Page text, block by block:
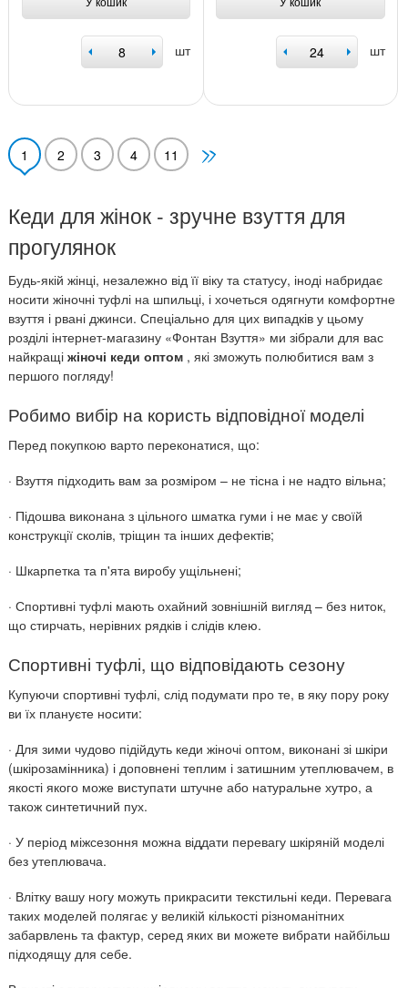
шт шт
1 2 3 4 11
Кеди для жінок - зручне взуття для
прогулянок
Будь-якій жінці, незалежно від її віку та статусу, іноді набридає
носити жіночні туфлі на шпильці, і хочеться одягнути комфортне
взуття і рвані джинси. Спеціально для цих випадків у цьому
розділі інтернет-магазину «Фонтан Взуття» ми зібрали для вас
найкращі жіночі кеди оптом , які зможуть полюбитися вам з
першого погляду!
Робимо вибір на користь відповідної моделі
Перед покупкою варто переконатися, що:
· Взуття підходить вам за розміром – не тісна і не надто вільна;
· Підошва виконана з цільного шматка гуми і не має у своїй
конструкції сколів, тріщин та інших дефектів;
· Шкарпетка та п'ята виробу ущільнені;
· Спортивні туфлі мають охайний зовнішній вигляд – без ниток,
що стирчать, нерівних рядків і слідів клею.
Спортивні туфлі, що відповідають сезону
Купуючи спортивні туфлі, слід подумати про те, в яку пору року
ви їх плануєте носити:
· Для зими чудово підійдуть кеди жіночі оптом, виконані зі шкіри
(шкірозамінника) і доповнені теплим і затишним утеплювачем, в
якості якого може виступати штучне або натуральне хутро, а
також синтетичний пух.
· У період міжсезоння можна віддати перевагу шкіряній моделі
без утеплювача.
· Влітку вашу ногу можуть прикрасити текстильні кеди. Перевага
таких моделей полягає у великій кількості різноманітних
забарвлень та фактур, серед яких ви можете вибрати найбільш
підходящу для себе.